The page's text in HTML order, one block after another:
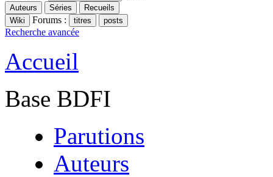
Forums :
Recherche avancée
Accueil
Base BDFI
Parutions
Auteurs